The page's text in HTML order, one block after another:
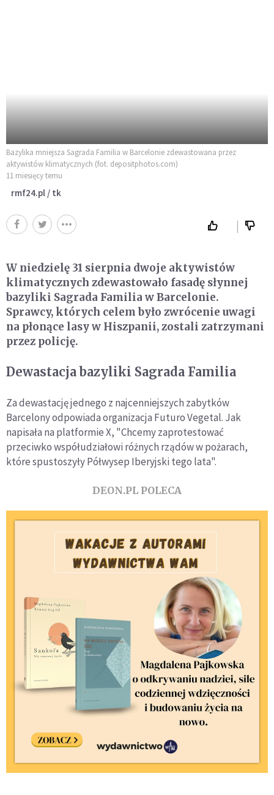
Bazylika mniejsza Sagrada Familia w Barcelonie zdewastowana przez
aktywistów klimatycznych (fot. depositphotos.com)
11 miesięcy temu
rmf24.pl / tk
W niedzielę 31 sierpnia dwoje aktywistów
klimatycznych zdewastowało fasadę słynnej
bazyliki Sagrada Familia w Barcelonie.
Sprawcy, których celem było zwrócenie uwagi
na płonące lasy w Hiszpanii, zostali zatrzymani
przez policję.
Dewastacja bazyliki Sagrada Familia
Za dewastację jednego z najcenniejszych zabytków
Barcelony odpowiada organizacja Futuro Vegetal. Jak
napisała na platformie X, "Chcemy zaprotestować
przeciwko współudziałowi różnych rządów w pożarach,
które spustoszyły Półwysep Iberyjski tego lata".
DEON.PL POLECA